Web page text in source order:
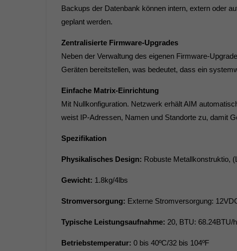
Backups der Datenbank können intern, extern oder
geplant werden.
Zentralisierte Firmware-Upgrades
Neben der Verwaltung des eigenen Firmware-
Geräten bereitstellen, was bedeutet, dass ein
Einfache Matrix-Einrichtung
Mit Nullkonfiguration. Netzwerk erhält AIM
weist IP-Adressen, Namen und Standorte zu, damit
Spezifikation
Physikalisches Design: Robuste Metallkonstruktio,
Gewicht: 1.8kg/4lbs
Stromversorgung: Externe Stromversorgung:
Typische Leistungsaufnahme: 20, BTU: 68.24BTU/h
Betriebstemperatur: 0 bis 40ºC/32 bis 104ºF